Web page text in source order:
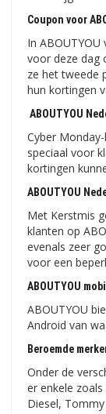
Coupon voor
In
voor deze dag
ze het tweede
hun kortingen
ABOUTYOU
Cyber
speciaal voor
kortingen
ABOUTYOU
Met Kerstmis
klanten op
evenals zeer
voor een
ABOUTYOU
ABOUTYOU
Android van
Beroemde
Onder de
er enkele
Diesel,